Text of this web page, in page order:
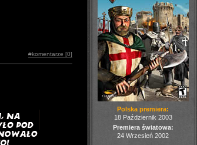
#komentarze [0]
Polska premiera:
18 Październik 2003
Premiera światowa:
24 Wrzesień 2002